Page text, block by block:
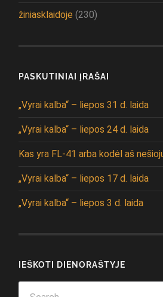
žiniasklaidoje (230)
PASKUTINIAI ĮRAŠAI
„Vyrai kalba“ – liepos 31 d. laida
„Vyrai kalba“ – liepos 24 d. laida
Kas yra FL-41 arba kodėl aš
„Vyrai kalba“ – liepos 17 d. laida
„Vyrai kalba“ – liepos 3 d. laida
IEŠKOTI DIENORAŠTYJE